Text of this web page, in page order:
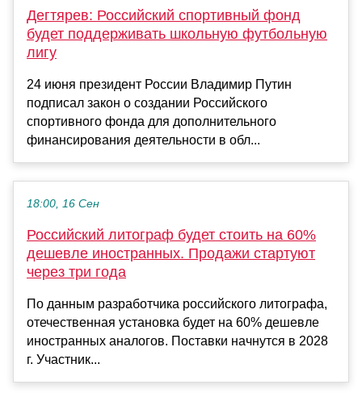
Дегтярев: Российский спортивный фонд
будет поддерживать школьную футбольную
лигу
24 июня президент России Владимир Путин
подписал закон о создании Российского
спортивного фонда для дополнительного
финансирования деятельности в обл...
18:00, 16 Сен
Российский литограф будет стоить на 60%
дешевле иностранных. Продажи стартуют
через три года
По данным разработчика российского литографа,
отечественная установка будет на 60% дешевле
иностранных аналогов. Поставки начнутся в 2028
г. Участник...